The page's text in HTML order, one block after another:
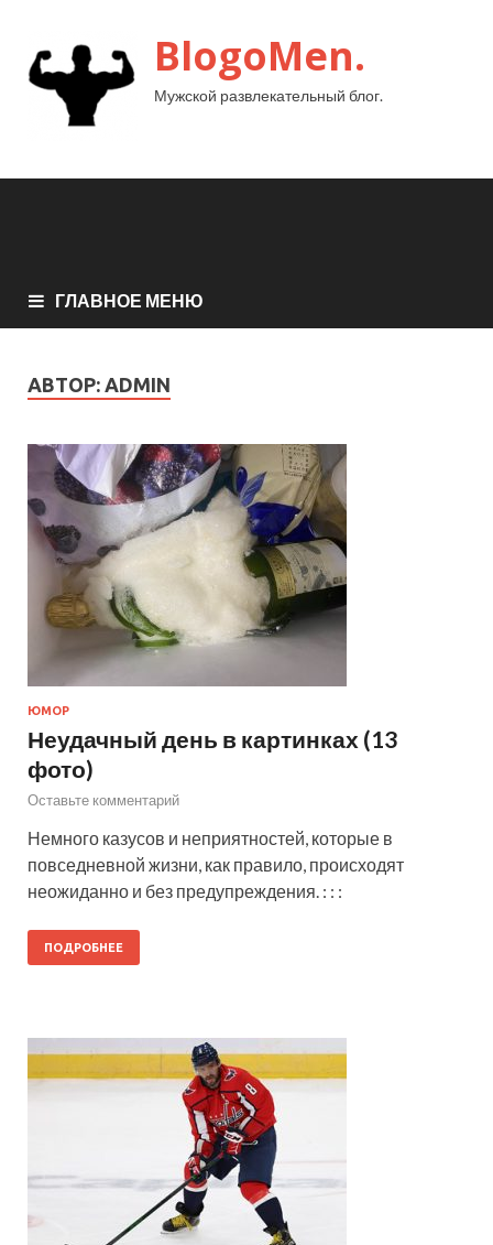
BlogoMen.
Мужской развлекательный блог.
ГЛАВНОЕ МЕНЮ
АВТОР: ADMIN
ЮМОР
Неудачный день в картинках (13
фото)
Оставьте комментарий
Немного казусов и неприятностей, которые в
повседневной жизни, как правило, происходят
неожиданно и без предупреждения. : : :
ПОДРОБНЕЕ